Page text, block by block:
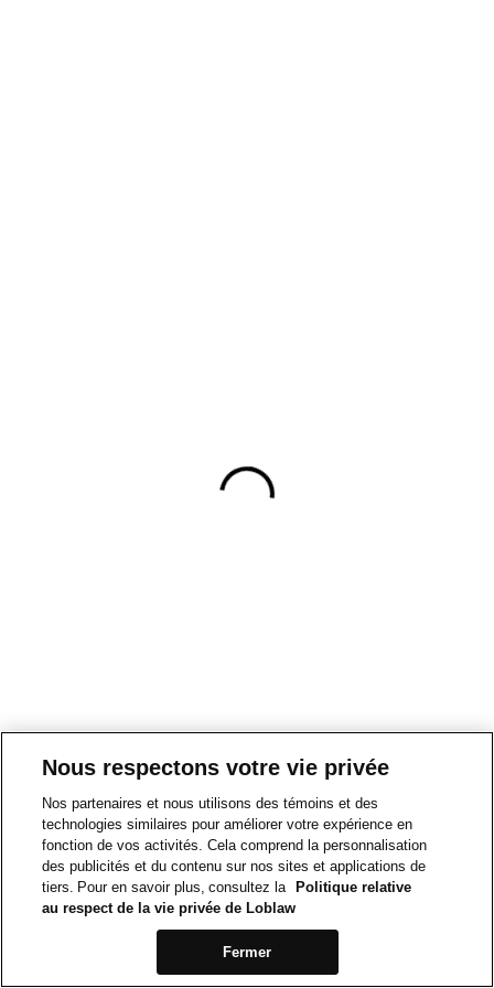
Nous respectons votre vie privée
Nos partenaires et nous utilisons des témoins et des
technologies similaires pour améliorer votre expérience en
fonction de vos activités. Cela comprend la personnalisation
des publicités et du contenu sur nos sites et applications de
tiers. Pour en savoir plus, consultez la
Politique relative
au respect de la vie privée de Loblaw
Fermer